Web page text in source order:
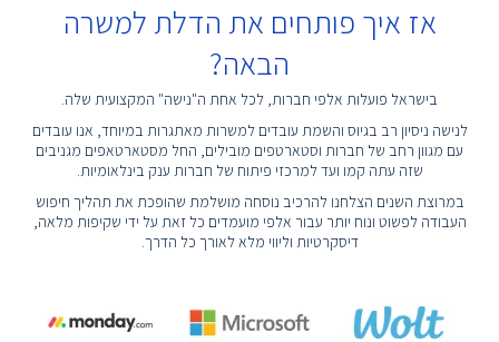
אז איך פותחים את הדלת למשרה
הבאה?
בישראל פועלות אלפי חברות, לכל אחת ה"נישה" המקצועית שלה.
לנישה ניסיון רב בגיוס והשמת עובדים למשרות מאתגרות במיוחד, אנו עובדים
עם מגוון רחב של חברות וסטארטפים מובילים, החל מסטארטאפים מגניבים
שזה עתה קמו ועד למרכזי פיתוח של חברות ענק בינלאומיות.
במרוצת השנים הצלחנו להרכיב נוסחה מושלמת שהופכת את תהליך חיפוש
העבודה לפשוט ונוח יותר עבור אלפי מועמדים כל זאת על ידי שקיפות מלאה,
דיסקרטיות וליווי מלא לאורך כל הדרך.